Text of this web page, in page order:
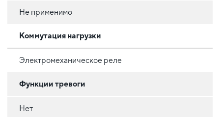
Не применимо
Коммутация нагрузки
Электромеханическое реле
Функции тревоги
Нет